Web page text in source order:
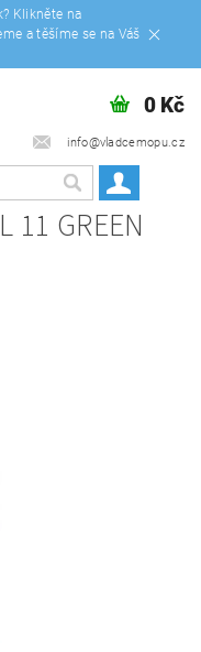
Klikněte na
a těšíme se na Váš
info@vladcemopu.cz
0 Kč
11 GREEN